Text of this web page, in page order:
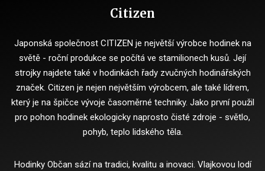
Citizen
Japonská společnost CITIZEN je největší výrobce hodinek na
světě - roční produkce se počítá ve stamilionech kusů. Její
strojky najdete také v hodinkách řady zvučných hodinářských
značek. Citizen je nejen největším výrobcem, ale také lídrem,
který je na špičce vývoje časoměrné techniky. Jako první použil
pro pohon hodinek ekologicky naprosto čisté zdroje - světlo,
pohyb, teplo lidského těla.
Hodinky Občan sází na tradici, kvalitu a inovaci. Vlajkovou lodí